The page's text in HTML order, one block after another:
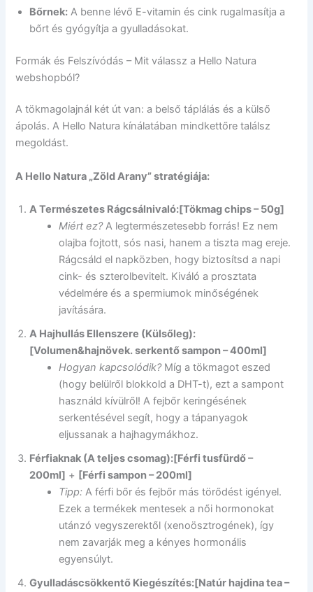
Bőrnek: A benne lévő E-vitamin és cink rugalmasítja a
bőrt és gyógyítja a gyulladásokat.
Formák és Felszívódás – Mit válassz a Hello Natura
webshopból?
A tökmagolajnál két út van: a belső táplálás és a külső
ápolás. A Hello Natura kínálatában mindkettőre találsz
megoldást.
A Hello Natura „Zöld Arany” stratégiája:
A Természetes Rágcsálnivaló:[Tökmag chips – 50g]
Miért ez?A legtermészetesebb forrás! Ez nem
olajba fojtott, sós nasi, hanem a tiszta mag ereje.
Rágcsáld el napközben, hogy biztosítsd a napi
cink- és szterolbevitelt. Kiváló a prosztata
védelmére és a spermiumok minőségének
javítására.
A Hajhullás Ellenszere (Külsőleg):
[Volumen&hajnövek. serkentő sampon – 400ml]
Hogyan kapcsolódik?Míg a tökmagot eszed
(hogy belülről blokkold a DHT-t), ezt a sampont
használd kívülről! A fejbőr keringésének
serkentésével segít, hogy a tápanyagok
eljussanak a hajhagymákhoz.
Férfiaknak (A teljes csomag):[Férfi tusfürdő –
200ml] + [Férfi sampon – 200ml]
Tipp: A férfi bőr és fejbőr más törődést igényel.
Ezek a termékek mentesek a női hormonokat
utánzó vegyszerektől (xenoösztrogének), így
nem zavarják meg a kényes hormonális
egyensúlyt.
Gyulladáscsökkentő Kiegészítés:[Natúr hajdina tea –